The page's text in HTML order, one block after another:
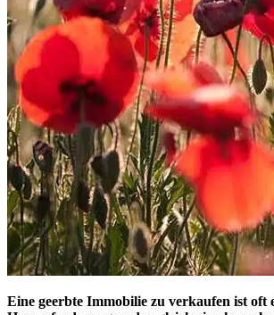
Eine geerbte Immobilie zu verkaufen ist oft